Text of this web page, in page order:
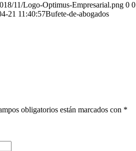
11/Logo-Optimus-Empresarial.png 0 0
21 11:40:57Bufete-de-abogados
obligatorios están marcados con *